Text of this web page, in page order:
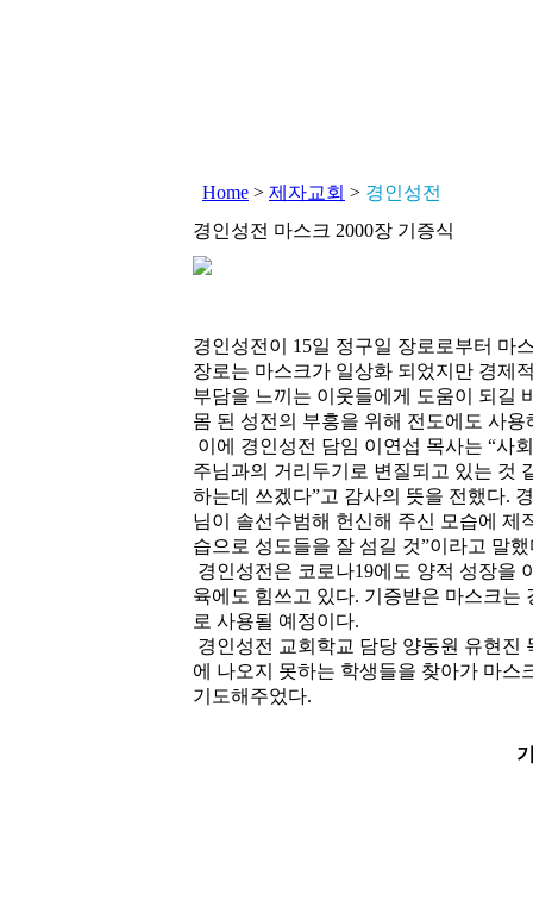
Home > 제자교회 > 경인성전
경인성전 마스크 2000장 기증식
경인성전이 15일 정구일 장로로부터 마
장로는 마스크가 일상화 되었지만 경제
부담을 느끼는 이웃들에게 도움이 되길
몸 된 성전의 부흥을 위해 전도에도 사용
이에 경인성전 담임 이연섭 목사는 “사
주님과의 거리두기로 변질되고 있는 것
하는데 쓰겠다”고 감사의 뜻을 전했다.
님이 솔선수범해 헌신해 주신 모습에 제
습으로 성도들을 잘 섬길 것”이라고 말했
경인성전은 코로나19에도 양적 성장을
육에도 힘쓰고 있다. 기증받은 마스크는
로 사용될 예정이다.
경인성전 교회학교 담당 양동원 유현진
에 나오지 못하는 학생들을 찾아가 마스
기도해주었다.